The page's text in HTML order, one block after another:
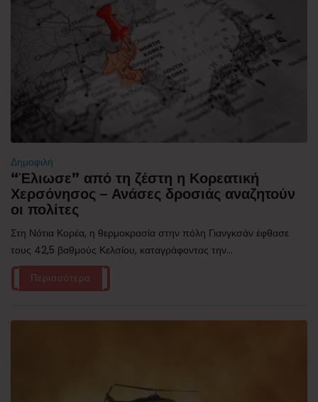
Δημοφιλή
“Έλιωσε” από τη ζέστη η Κορεατική
Χερσόνησος – Ανάσες δροσιάς αναζητούν
οι πολίτες
Στη Νότια Κορέα, η θερμοκρασία στην πόλη Γιανγκσάν έφθασε
τους 42,5 βαθμούς Κελσίου, καταγράφοντας την...
Περισσότερα